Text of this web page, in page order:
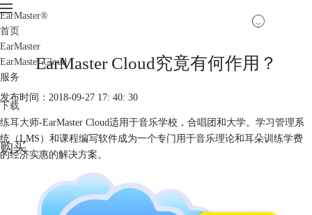
EarMaster®
首页
EarMaster
EarMaster Cloud
服务
下载
购买
EarMaster Cloud究竟有何作用？
发布时间：2018-09-27 17: 40: 30
练耳大师-EarMaster Cloud适用于音乐学校，合唱团和大学。学习管理系
统（LMS）和课程编写软件成为一个专门用于音乐理论和耳朵训练学费
的经济实惠的解决方案。